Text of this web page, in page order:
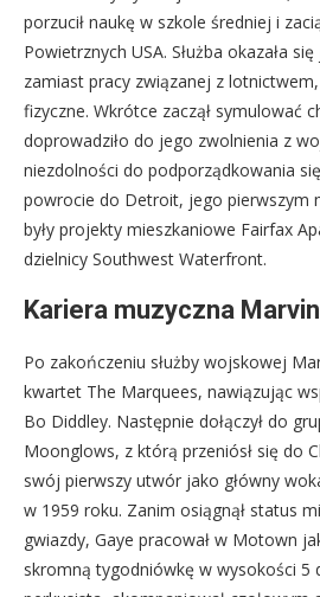
porzucił naukę w szkole średniej i
Powietrznych USA. Służba okazała
zamiast pracy związanej z
fizyczne. Wkrótce zaczął symulować
doprowadziło do jego zwolnienia z
niezdolności do podporządkowania
powrocie do Detroit, jego pierwszym
były projekty mieszkaniowe Fairfax
dzielnicy Southwest Waterfront.
Kariera muzyczna
Po zakończeniu służby wojskowej
kwartet The Marquees, nawiązując
Bo Diddley. Następnie dołączył do
Moonglows, z którą przeniósł się do
swój pierwszy utwór jako główny
w 1959 roku. Zanim osiągnął status
gwiazdy, Gaye pracował w Motown
skromną tygodniówkę w wysokości 5